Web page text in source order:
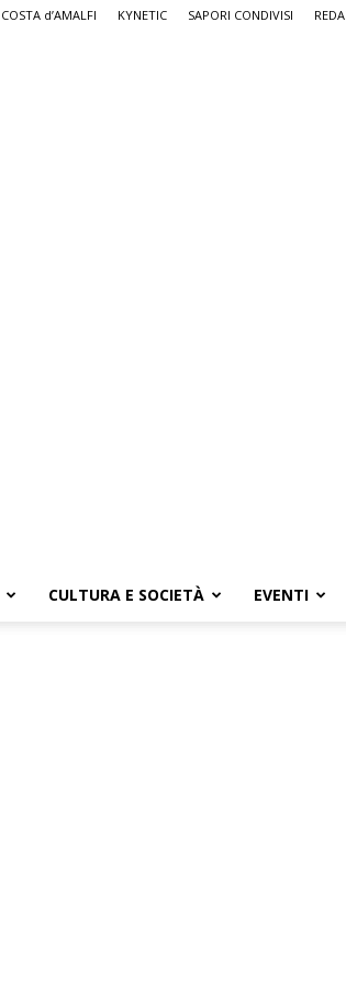
COSTA d’AMALFI KYNETIC SAPORI CONDIVISI
CULTURA E SOCIETÀ EVENTI